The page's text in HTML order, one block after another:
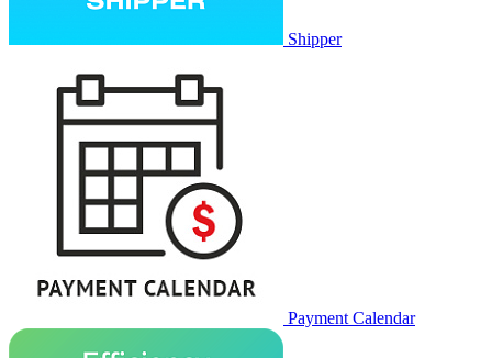
Shipper
Payment Calendar